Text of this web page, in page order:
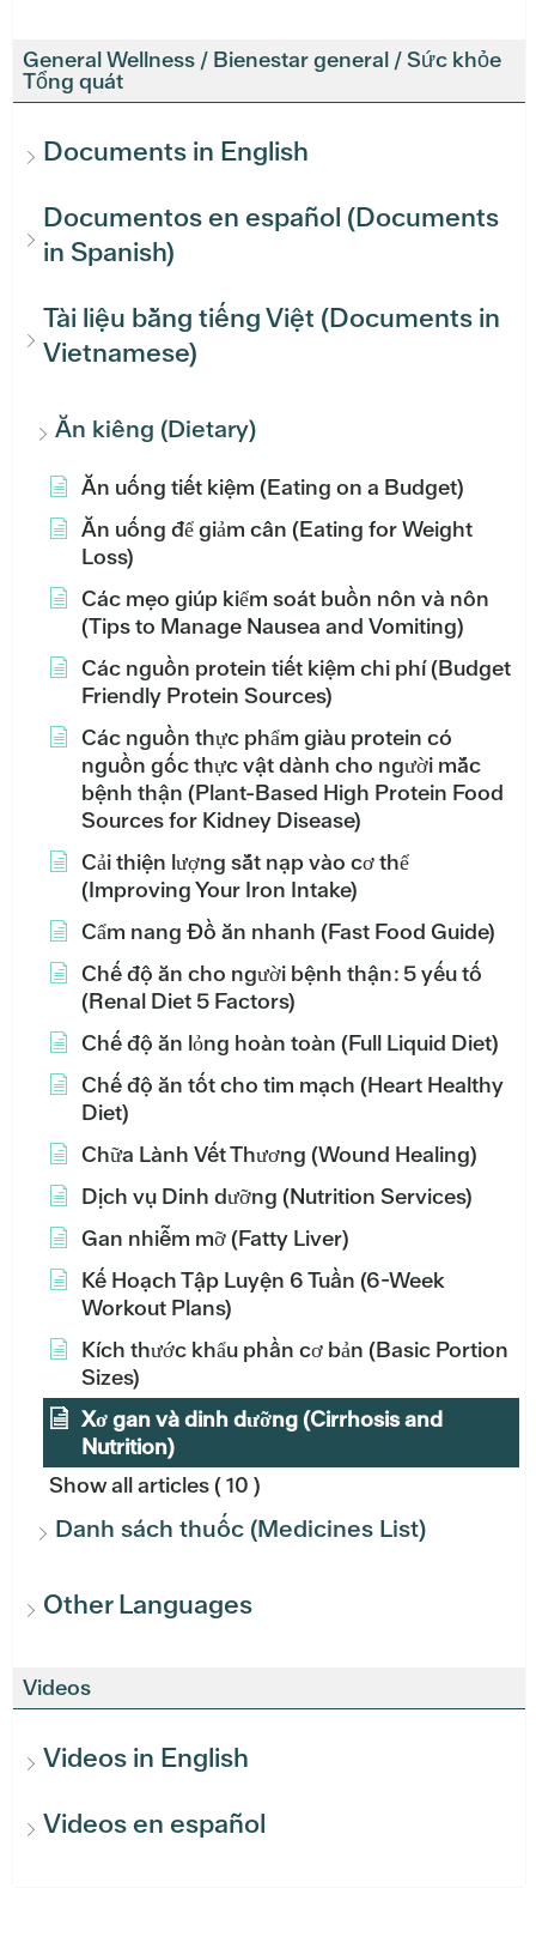
General Wellness / Bienestar general / Sức khỏe
Tổng quát
Documents in English
Documentos en español (Documents
in Spanish)
Tài liệu bằng tiếng Việt (Documents in
Vietnamese)
Ăn kiêng (Dietary)
Ăn uống tiết kiệm (Eating on a Budget)
Ăn uống để giảm cân (Eating for Weight
Loss)
Các mẹo giúp kiểm soát buồn nôn và nôn
(Tips to Manage Nausea and Vomiting)
Các nguồn protein tiết kiệm chi phí (Budget
Friendly Protein Sources)
Các nguồn thực phẩm giàu protein có
nguồn gốc thực vật dành cho người mắc
bệnh thận (Plant-Based High Protein Food
Sources for Kidney Disease)
Cải thiện lượng sắt nạp vào cơ thể
(Improving Your Iron Intake)
Cẩm nang Đồ ăn nhanh (Fast Food Guide)
Chế độ ăn cho người bệnh thận: 5 yếu tố
(Renal Diet 5 Factors)
Chế độ ăn lỏng hoàn toàn (Full Liquid Diet)
Chế độ ăn tốt cho tim mạch (Heart Healthy
Diet)
Chữa Lành Vết Thương (Wound Healing)
Dịch vụ Dinh dưỡng (Nutrition Services)
Gan nhiễm mỡ (Fatty Liver)
Kế Hoạch Tập Luyện 6 Tuần (6-Week
Workout Plans)
Kích thước khẩu phần cơ bản (Basic Portion
Sizes)
Xơ gan và dinh dưỡng (Cirrhosis and
Nutrition)
Show all articles( 10 )
Danh sách thuốc (Medicines List)
Other Languages
Videos
Videos in English
Videos en español